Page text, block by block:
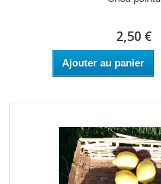
2,50 €
Ajouter au panier